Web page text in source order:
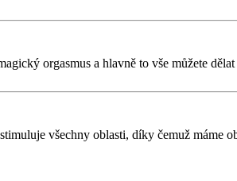
orgasmus a hlavně to vše můžete
všechny oblasti, díky čemuž máme